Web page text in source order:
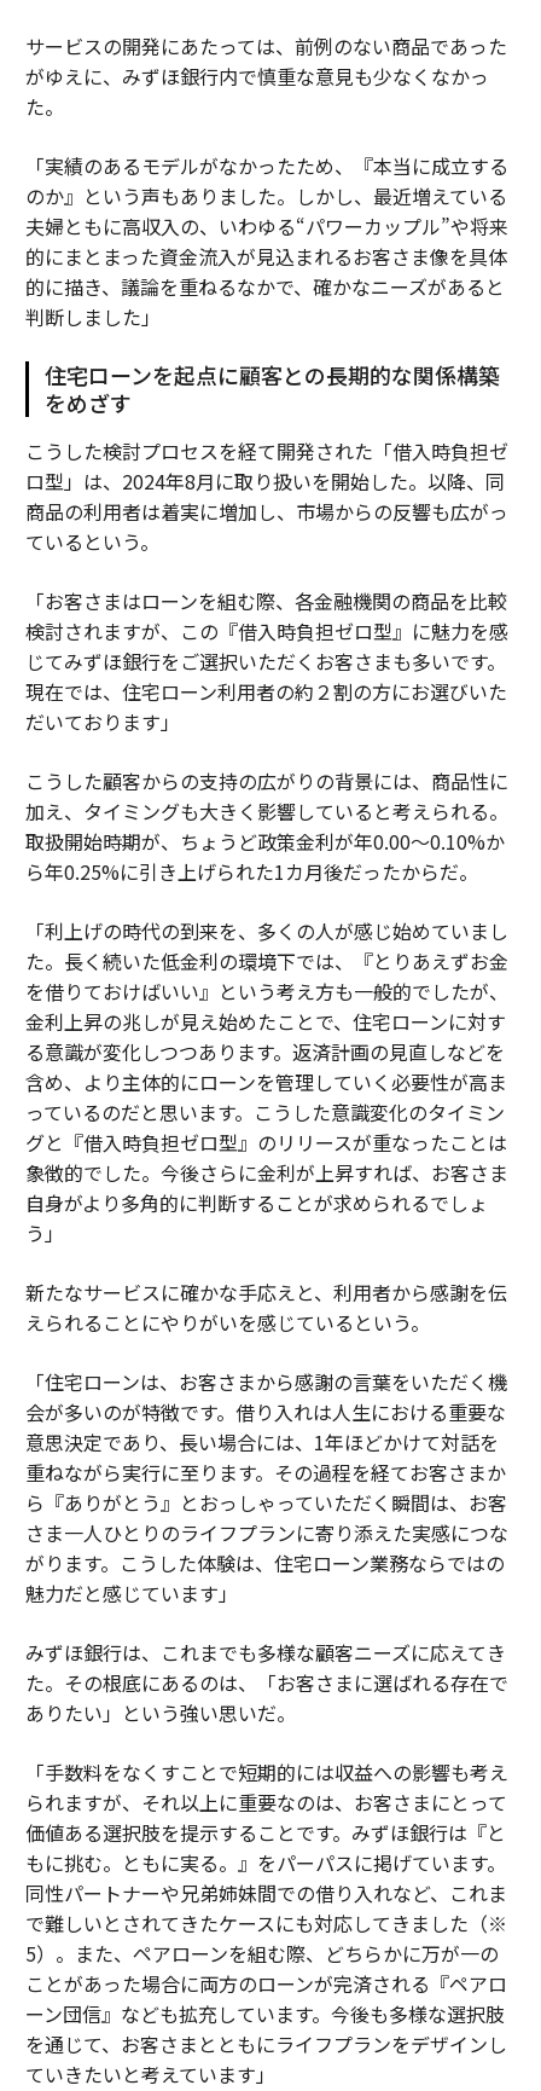
サービスの開発にあたっては、前例のない商品であった
がゆえに、みずほ銀行内で慎重な意見も少なくなかっ
た。
「実績のあるモデルがなかったため、『本当に成立する
のか』という声もありました。しかし、最近増えている
夫婦ともに高収入の、いわゆる“パワーカップル”や将来
的にまとまった資金流入が見込まれるお客さま像を具体
的に描き、議論を重ねるなかで、確かなニーズがあると
判断しました」
住宅ローンを起点に顧客との長期的な関係構築
をめざす
こうした検討プロセスを経て開発された「借入時負担ゼ
ロ型」は、2024年8月に取り扱いを開始した。以降、同
商品の利用者は着実に増加し、市場からの反響も広がっ
ているという。
「お客さまはローンを組む際、各金融機関の商品を比較
検討されますが、この『借入時負担ゼロ型』に魅力を感
じてみずほ銀行をご選択いただくお客さまも多いです。
現在では、住宅ローン利用者の約２割の方にお選びいた
だいております」
こうした顧客からの支持の広がりの背景には、商品性に
加え、タイミングも大きく影響していると考えられる。
取扱開始時期が、ちょうど政策金利が年0.00〜0.10%か
ら年0.25%に引き上げられた1カ月後だったからだ。
「利上げの時代の到来を、多くの人が感じ始めていまし
た。長く続いた低金利の環境下では、『とりあえずお金
を借りておけばいい』という考え方も一般的でしたが、
金利上昇の兆しが見え始めたことで、住宅ローンに対す
る意識が変化しつつあります。返済計画の見直しなどを
含め、より主体的にローンを管理していく必要性が高ま
っているのだと思います。こうした意識変化のタイミン
グと『借入時負担ゼロ型』のリリースが重なったことは
象徴的でした。今後さらに金利が上昇すれば、お客さま
自身がより多角的に判断することが求められるでしょ
う」
新たなサービスに確かな手応えと、利用者から感謝を伝
えられることにやりがいを感じているという。
「住宅ローンは、お客さまから感謝の言葉をいただく機
会が多いのが特徴です。借り入れは人生における重要な
意思決定であり、長い場合には、1年ほどかけて対話を
重ねながら実行に至ります。その過程を経てお客さまか
ら『ありがとう』とおっしゃっていただく瞬間は、お客
さま一人ひとりのライフプランに寄り添えた実感につな
がります。こうした体験は、住宅ローン業務ならではの
魅力だと感じています」
みずほ銀行は、これまでも多様な顧客ニーズに応えてき
た。その根底にあるのは、「お客さまに選ばれる存在で
ありたい」という強い思いだ。
「手数料をなくすことで短期的には収益への影響も考え
られますが、それ以上に重要なのは、お客さまにとって
価値ある選択肢を提示することです。みずほ銀行は『と
もに挑む。ともに実る。』をパーパスに掲げています。
同性パートナーや兄弟姉妹間での借り入れなど、これま
で難しいとされてきたケースにも対応してきました（※
5）。また、ペアローンを組む際、どちらかに万が一の
ことがあった場合に両方のローンが完済される『ペアロ
ーン団信』なども拡充しています。今後も多様な選択肢
を通じて、お客さまとともにライフプランをデザインし
ていきたいと考えています」